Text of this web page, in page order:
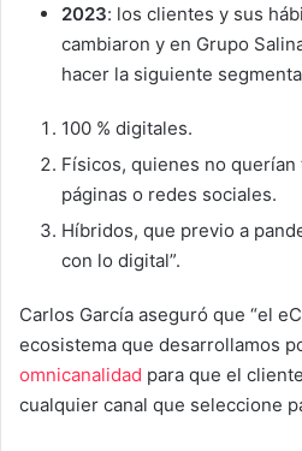
2023: los clientes y sus
cambiaron y en Grupo
hacer la siguiente
100 % digitales.
Físicos, quienes no
páginas o redes sociales.
Híbridos, que previo a
con lo digital”.
Carlos García aseguró que “el
ecosistema que desarrollamos
omnicanalidad para que el
cualquier canal que seleccione